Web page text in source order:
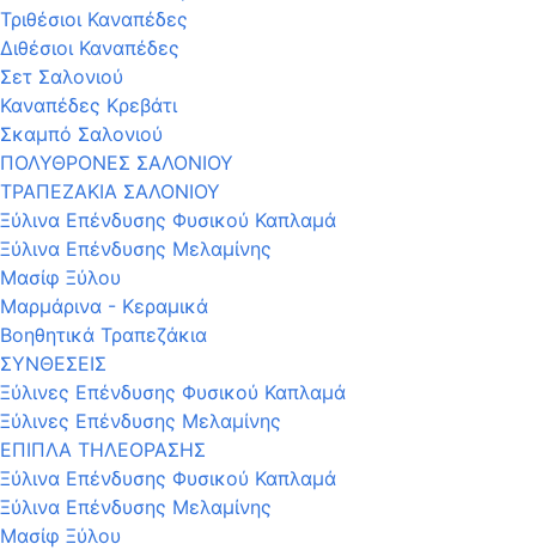
Τριθέσιοι Καναπέδες
Διθέσιοι Καναπέδες
Σετ Σαλονιού
Καναπέδες Κρεβάτι
Σκαμπό Σαλονιού
ΠΟΛΥΘΡΟΝΕΣ ΣΑΛΟΝΙΟΥ
ΤΡΑΠΕΖΑΚΙΑ ΣΑΛΟΝΙΟΥ
Ξύλινα Επένδυσης Φυσικού Καπλαμά
Ξύλινα Επένδυσης Μελαμίνης
Μασίφ Ξύλου
Μαρμάρινα - Κεραμικά
Βοηθητικά Τραπεζάκια
ΣΥΝΘΕΣΕΙΣ
Ξύλινες Επένδυσης Φυσικού Καπλαμά
Ξύλινες Επένδυσης Μελαμίνης
ΕΠΙΠΛΑ ΤΗΛΕΟΡΑΣΗΣ
Ξύλινα Επένδυσης Φυσικού Καπλαμά
Ξύλινα Επένδυσης Μελαμίνης
Μασίφ Ξύλου